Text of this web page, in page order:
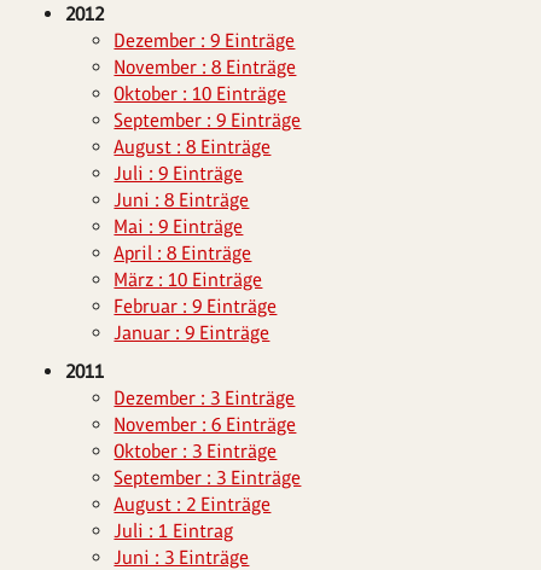
2012
Dezember : 9 Einträge
November : 8 Einträge
Oktober : 10 Einträge
September : 9 Einträge
August : 8 Einträge
Juli : 9 Einträge
Juni : 8 Einträge
Mai : 9 Einträge
April : 8 Einträge
März : 10 Einträge
Februar : 9 Einträge
Januar : 9 Einträge
2011
Dezember : 3 Einträge
November : 6 Einträge
Oktober : 3 Einträge
September : 3 Einträge
August : 2 Einträge
Juli : 1 Eintrag
Juni : 3 Einträge